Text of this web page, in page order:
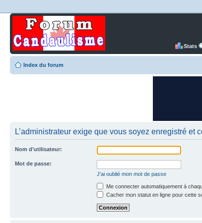
Stats
Index du forum
L’administrateur exige que vous soyez enregistré et
Nom d’utilisateur:
Mot de passe:
J’ai oublié mon mot de passe
Me connecter automatiquement à
Cacher mon statut en ligne pour cette